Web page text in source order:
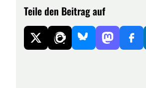
Teile den Beitrag auf